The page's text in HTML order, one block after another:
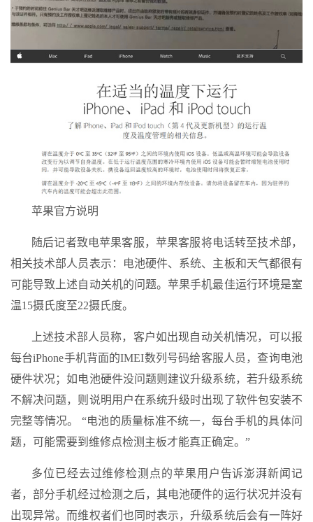
苹果官方说明
随后记者致电苹果客服，苹果客服将电话转至技术部，
相关技术部人员表示：电池硬件、系统、主板和天气都很有
可能导致上述自动关机的问题。苹果手机最佳运行环境是室
温15摄氏度至22摄氏度。
上述技术部人员称，客户如出现自动关机情况，可以报
每台iPhone手机背面的IMEI数列号码给客服人员，查询电池
硬件状况；如电池硬件没问题则建议升级系统，若升级系统
不解决问题，则说明用户在系统升级时出现了软件包安装不
完整等情况。 “电池的质量标准不统一，每台手机的具体问
题，可能需要到维修点检测主板才能真正确定。”
多位已经去过维修检测点的苹果用户告诉澎湃新闻记
者，部分手机经过检测之后，其电池硬件的运行状况并没有
出现异常。而维权者们也同时表示，升级系统后会有一阵好